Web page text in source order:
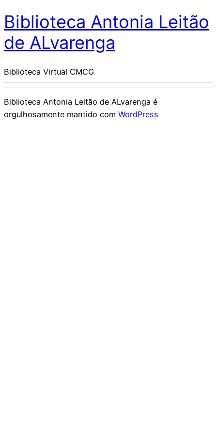
Biblioteca Antonia Leitão
de ALvarenga
Biblioteca Virtual CMCG
Biblioteca Antonia Leitão de ALvarenga é
orgulhosamente mantido com WordPress